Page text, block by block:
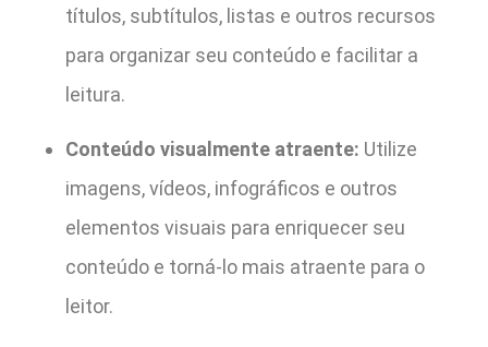
títulos, subtítulos, listas e outros recursos
para organizar seu conteúdo e facilitar a
leitura.
Conteúdo visualmente atraente: Utilize
imagens, vídeos, infográficos e outros
elementos visuais para enriquecer seu
conteúdo e torná-lo mais atraente para o
leitor.